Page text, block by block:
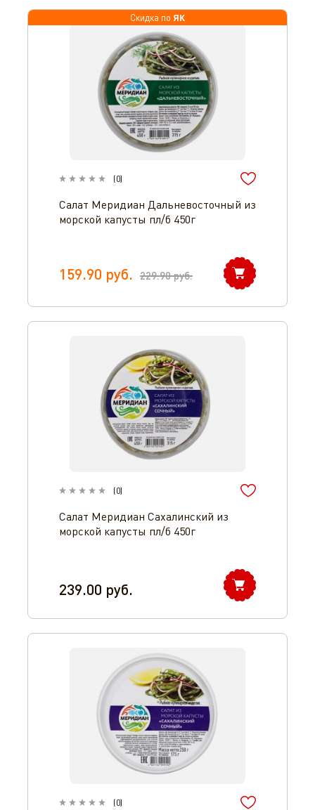
Скидка по ЯК
(0)
Салат Меридиан Дальневосточный из
морской капусты пл/б 450г
159.90 руб. 229.90руб.
(0)
Салат Меридиан Сахалинский из
морской капусты пл/б 450г
239.00 руб.
(0)